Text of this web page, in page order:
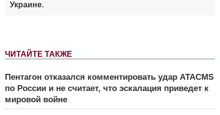
ЧИТАЙТЕ ТАКЖЕ
Пентагон отказался комментировать удар ATACMS
по России и не считает, что эскалация приведет к
мировой войне
Украине.